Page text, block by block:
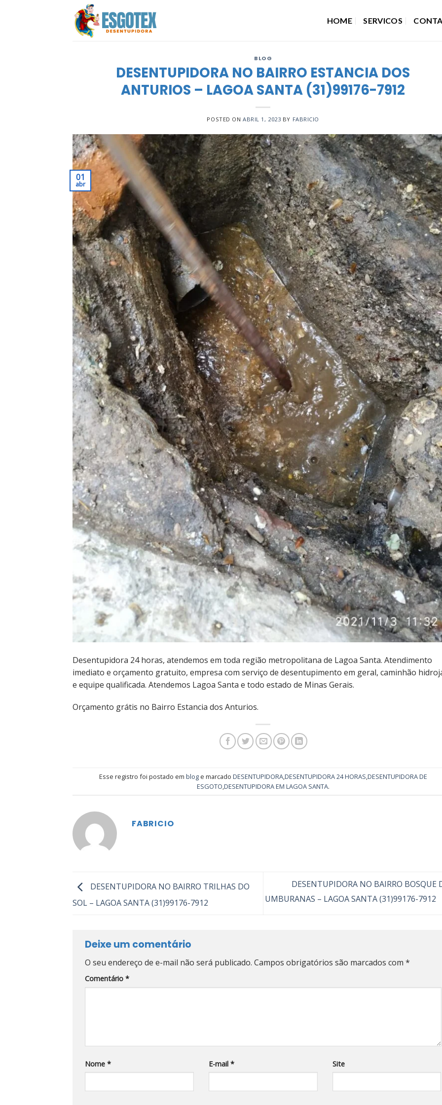
HOME SERVICOS
BLOG
DESENTUPIDORA NO BAIRRO ESTANCIA DOS
ANTURIOS – LAGOA SANTA (31)99176-7912
POSTED ONABRIL 1, 2023 BY FABRICIO
01
abr
Desentupidora 24 horas, atendemos em toda região metropolitana de Lagoa Santa. Atendimento
imediato e orçamento gratuito, empresa com serviço de desentupimento em geral, caminhão
e equipe qualificada. Atendemos Lagoa Santa e todo estado de Minas Gerais.
Orçamento grátis no Bairro Estancia dos Anturios.
Esse registro foi postado em bloge marcado DESENTUPIDORA,DESENTUPIDORA 24 HORAS,DESENTUPIDORA DE
ESGOTO,DESENTUPIDORA EM LAGOA SANTA.
FABRICIO
DESENTUPIDORA NO BAIRRO TRILHAS DO
SOL – LAGOA SANTA (31)99176-7912
DESENTUPIDORA NO BAIRRO BOSQUE
UMBURANAS – LAGOA SANTA (31)99176-7912
Deixe um comentário
O seu endereço de e-mail não será publicado. Campos obrigatórios são marcados com *
Comentário *
Nome * E-mail * Site